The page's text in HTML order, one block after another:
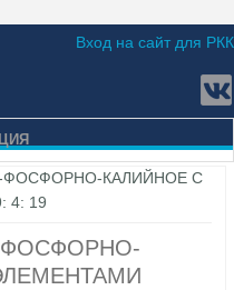
Вход на сайт для РКК
ФОСФОРНО-КАЛИЙНОЕ С
4: 19